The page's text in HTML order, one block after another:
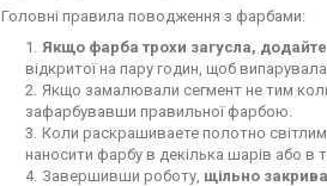
Головні правила поводження з фарбами:
Якщо фарба трохи загусла,
відкритої на пару годин, щоб
Якщо замалювали сегмент не тим
зафарбувавши правильної фарбою.
Коли раскрашиваете полотно
наносити фарбу в декілька шарів або в
Завершивши роботу, щільно